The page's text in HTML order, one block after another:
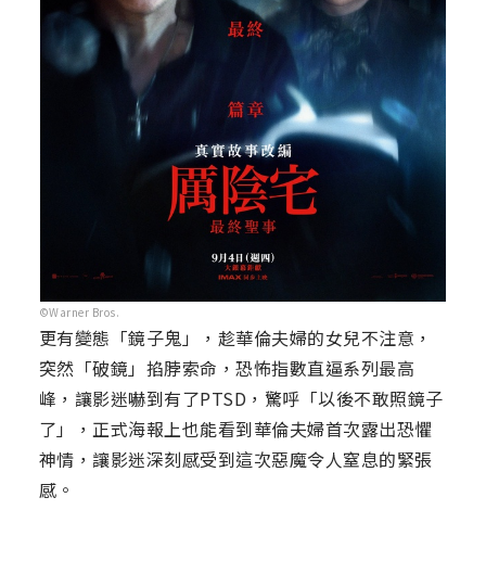
©Warner Bros.
更有變態「鏡子鬼」，趁華倫夫婦的女兒不注意，
突然「破鏡」掐脖索命，恐怖指數直逼系列最高
峰，讓影迷嚇到有了PTSD，驚呼「以後不敢照鏡子
了」，正式海報上也能看到華倫夫婦首次露出恐懼
神情，讓影迷深刻感受到這次惡魔令人窒息的緊張
感。